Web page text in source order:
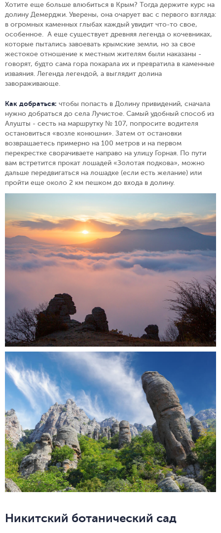
Хотите еще больше влюбиться в Крым? Тогда держите курс на
долину Демерджи. Уверены, она очарует вас с первого взгляда:
в огромных каменных глыбах каждый увидит что-то свое,
особенное. А еще существует древняя легенда о кочевниках,
которые пытались завоевать крымские земли, но за свое
жестокое отношение к местным жителям были наказаны -
говорят, будто сама гора покарала их и превратила в каменные
изваяния. Легенда легендой, а выглядит долина
завораживающе.
Как добраться: чтобы попасть в Долину привидений, сначала
нужно добраться до села Лучистое. Самый удобный способ из
Алушты - сесть на маршрутку № 107, попросите водителя
остановиться «возле конюшни». Затем от остановки
возвращаетесь примерно на 100 метров и на первом
перекрестке сворачиваете направо на улицу Горная. По пути
вам встретится прокат лошадей «Золотая подкова», можно
дальше передвигаться на лошадке (если есть желание) или
пройти еще около 2 км пешком до входа в долину.
Никитский ботанический сад